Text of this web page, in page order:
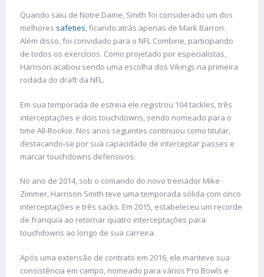
Quando saiu de Notre Dame, Smith foi considerado um dos
melhores safeties, ficando atrás apenas de Mark Barron.
Além disso, foi convidado para o NFL Combine, participando
de todos os exercícios. Como projetado por especialistas,
Harrison acabou sendo uma escolha dos Vikings na primeira
rodada do draft da NFL.
Em sua temporada de estreia ele registrou 104 tackles, três
interceptações e dois touchdowns, sendo nomeado para o
time All-Rookie. Nos anos seguintes continuou como titular,
destacando-se por sua capacidade de interceptar passes e
marcar touchdowns defensivos.
No ano de 2014, sob o comando do novo treinador Mike
Zimmer, Harrison Smith teve uma temporada sólida com cinco
interceptações e três sacks. Em 2015, estabeleceu um recorde
de franquia ao retornar quatro interceptações para
touchdowns ao longo de sua carreira.
Após uma extensão de contrato em 2016, ele manteve sua
consistência em campo, nomeado para vários Pro Bowls e